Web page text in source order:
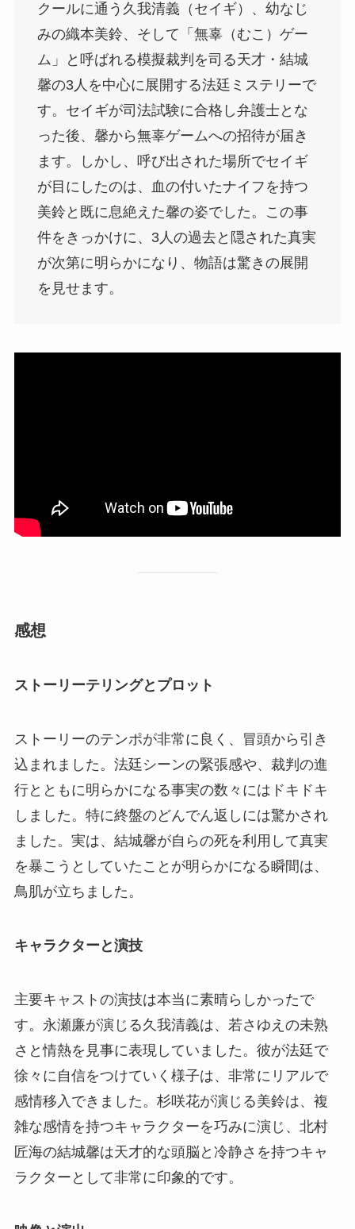
クールに通う久我清義（セイギ）、幼なじ
みの織本美鈴、そして「無辜（むこ）ゲー
ム」と呼ばれる模擬裁判を司る天才・結城
馨の3人を中心に展開する法廷ミステリーで
す。セイギが司法試験に合格し弁護士とな
った後、馨から無辜ゲームへの招待が届き
ます。しかし、呼び出された場所でセイギ
が目にしたのは、血の付いたナイフを持つ
美鈴と既に息絶えた馨の姿でした。この事
件をきっかけに、3人の過去と隠された真実
が次第に明らかになり、物語は驚きの展開
を見せます。
感想
ストーリーテリングとプロット
ストーリーのテンポが非常に良く、冒頭から引き
込まれました。法廷シーンの緊張感や、裁判の進
行とともに明らかになる事実の数々にはドキドキ
しました。特に終盤のどんでん返しには驚かされ
ました。実は、結城馨が自らの死を利用して真実
を暴こうとしていたことが明らかになる瞬間は、
鳥肌が立ちました。
キャラクターと演技
主要キャストの演技は本当に素晴らしかったで
す。永瀬廉が演じる久我清義は、若さゆえの未熟
さと情熱を見事に表現していました。彼が法廷で
徐々に自信をつけていく様子は、非常にリアルで
感情移入できました。杉咲花が演じる美鈴は、複
雑な感情を持つキャラクターを巧みに演じ、北村
匠海の結城馨は天才的な頭脳と冷静さを持つキャ
ラクターとして非常に印象的です。